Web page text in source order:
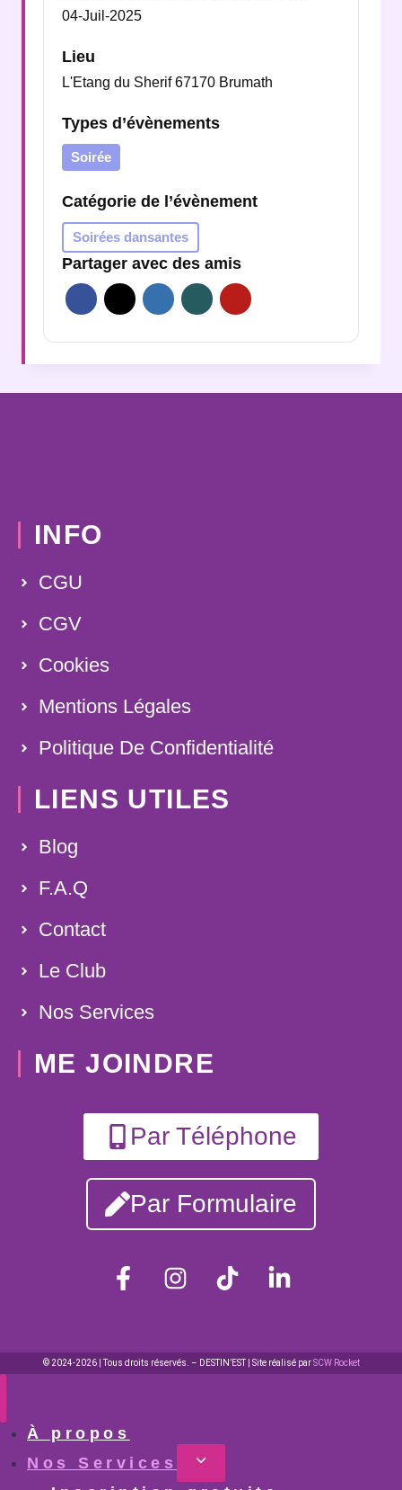
04-Juil-2025
Lieu
L'Etang du Sherif 67170 Brumath
Types d’évènements
Soirée
Catégorie de l’évènement
Soirées dansantes
Partager avec des amis
INFO
CGU
CGV
Cookies
Mentions Légales
Politique De Confidentialité
LIENS UTILES
Blog
F.A.Q
Contact
Le Club
Nos Services
ME JOINDRE
Par Téléphone
Par Formulaire
© 2024-2026 | Tous droits réservés. – DESTIN’EST | Site réalisé parSCW Rocket
À propos
Nos Services